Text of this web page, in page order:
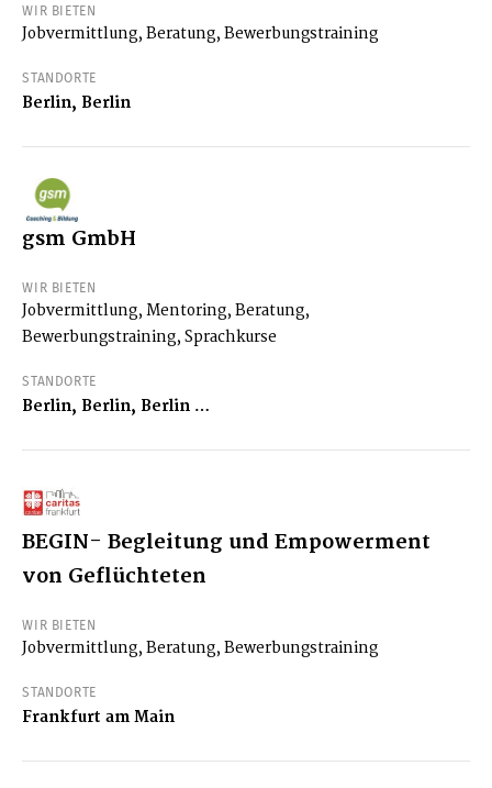
WIR BIETEN
Jobvermittlung, Beratung, Bewerbungstraining
STANDORTE
Berlin, Berlin
gsm GmbH
WIR BIETEN
Jobvermittlung, Mentoring, Beratung,
Bewerbungstraining, Sprachkurse
STANDORTE
Berlin, Berlin, Berlin …
BEGIN- Begleitung und Empowerment
von Geflüchteten
WIR BIETEN
Jobvermittlung, Beratung, Bewerbungstraining
STANDORTE
Frankfurt am Main